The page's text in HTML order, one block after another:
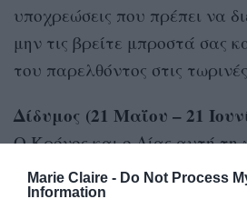
Marie Claire - Do Not Process
Information
υποχρεώσεις που πρέπει να
μην τις βρείτε μπροστά σας
του παρελθόντος στις
Δίδυμος (21 Μαΐου – 21
Ο Κρόνος και ο Δίας αυτή τη
για εσάς. Εντός 2021
καλές ιδέες, συναντάτε τους